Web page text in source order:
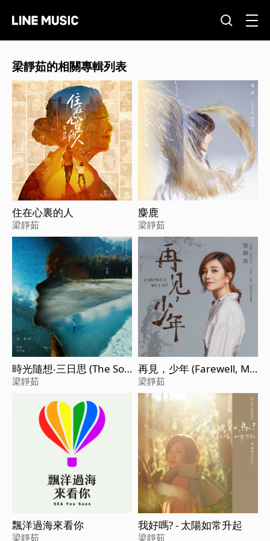
梁靜茹的相關專輯列表
住在心裏的人
梁靜茹
麋鹿
梁靜茹
時光隨想‧三日思 (The Son
net of Three Days)
梁靜茹
再見，少年 (Farewell, My
Lad)
梁靜茹
飄洋過海來看你
梁靜茹
我好嗎? - 太陽如常升起
梁靜茹